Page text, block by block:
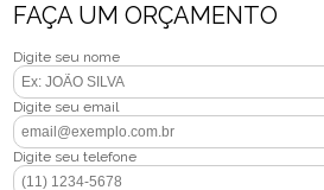
FAÇA UM ORÇAMENTO
Digite seu nome
Digite seu email
Digite seu telefone